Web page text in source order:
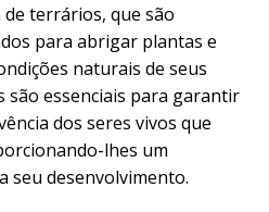
terrários, que são
para abrigar plantas e
naturais de seus
são essenciais para garantir
dos seres vivos que
lhes um
seu desenvolvimento.